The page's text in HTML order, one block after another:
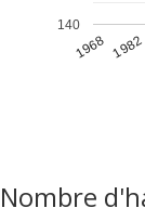
1968 1982
140
Nombre